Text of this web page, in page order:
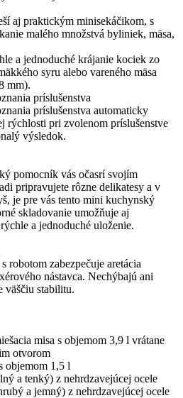
aj praktickým minisekáčikom, s
malého množstvá byliniek, mäsa,
a jednoduché krájanie kociek zo
syru alebo vareného mäsa
mm).
príslušenstva
príslušenstva automaticky
rýchlosti pri zvolenom príslušenstve
výsledok.
pomocník vás očasrí svojím
pripravujete rôzne delikatesy a v
je pre vás tento mini kuchynský
skladovanie umožňuje aj
a jednoduché uloženie.
robotom zabezpečuje aretácia
nástavca. Nechýbajú ani
väščiu stabilitu.
misa s objemom 3,9 l vrátane
otvorom
objemom 1,5 l
a tenký) z nehrdzavejúcej ocele
a jemný) z nehrdzavejúcej ocele